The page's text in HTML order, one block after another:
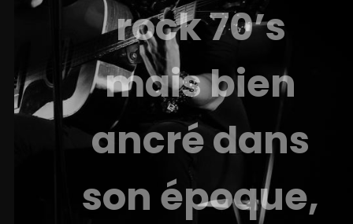
rock 70’s
mais bien
ancré dans
son époque,